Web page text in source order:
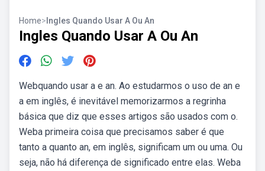
Home> Ingles Quando Usar A Ou An
Ingles Quando Usar A Ou An
Webquando usar a e an. Ao estudarmos o uso de an e
a em inglês, é inevitável memorizarmos a regrinha
básica que diz que esses artigos são usados com o.
Weba primeira coisa que precisamos saber é que
tanto a quanto an, em inglês, significam um ou uma. Ou
seja, não há diferença de significado entre elas. Weba